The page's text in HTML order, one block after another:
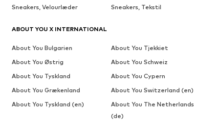
Sneakers, Velourlæder
Sneakers, Tekstil
ABOUT YOU X INTERNATIONAL
About You Bulgarien
About You Tjekkiet
About You Østrig
About You Schweiz
About You Tyskland
About You Cypern
About You Grækenland
About You Switzerland (en)
About You Tyskland (en)
About You The Netherlands
(de)